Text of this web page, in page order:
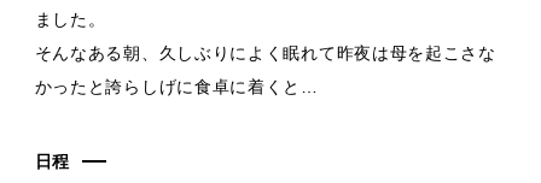
ました。
そんなある朝、久しぶりによく眠れて昨夜は母を起こさな
かったと誇らしげに食卓に着くと…
日程